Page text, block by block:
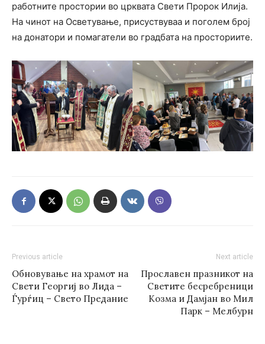
работните простории во црквата Свети Пророк Илија.
На чинот на Осветување, присуствуваа и поголем број
на донатори и помагатели во градбата на просториите.
Previous article
Обновување на храмот на
Свети Георгиј во Лида –
Ѓурѓиц – Свето Предание
Next article
Прославен празникот на
Светите бесребреници
Козма и Дамјан во Мил
Парк – Мелбурн